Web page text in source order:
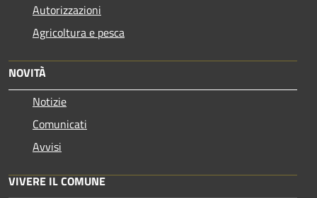
Autorizzazioni
Agricoltura e pesca
NOVITÀ
Notizie
Comunicati
Avvisi
VIVERE IL COMUNE